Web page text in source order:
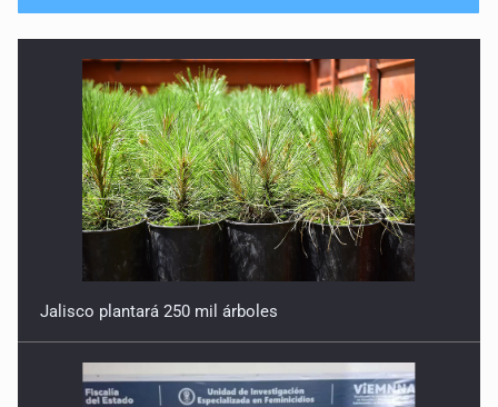
No hay problema de salud
11 de Julio de 2026
Detienen en Tlajomulco a hombre con dos armas de fuego
y más de 50 cartuchos
10 de Julio de 2026
Instalan mesa de seguridad para conductores de ERT
Que tiradero
10 de Julio de 2026
Jalisco plantará 250 mil árboles